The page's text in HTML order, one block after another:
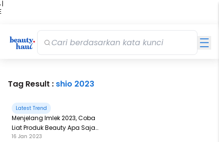
|
Tag Result : shio 2023
Latest Trend
Menjelang Imlek 2023, Coba
Liat Produk Beauty Apa Saja
yang Cocok dengan Shio
16 Jan 2023